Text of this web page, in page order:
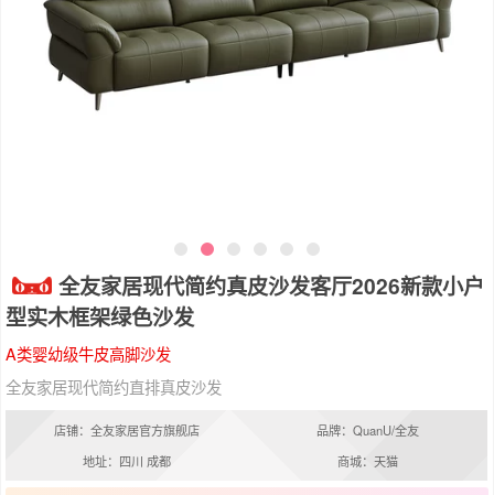
全友家居现代简约真皮沙发客厅2026新款小户
型实木框架绿色沙发
A类婴幼级牛皮高脚沙发
全友家居现代简约直排真皮沙发
店铺：全友家居官方旗舰店
品牌：QuanU/全友
地址：四川 成都
商城：天猫